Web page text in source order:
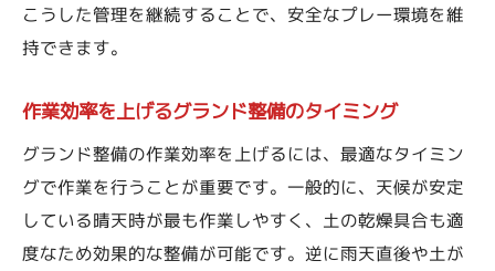
こうした管理を継続することで、安全なプレー環境を維
持できます。
作業効率を上げるグランド整備のタイミング
グランド整備の作業効率を上げるには、最適なタイミン
グで作業を行うことが重要です。一般的に、天候が安定
している晴天時が最も作業しやすく、土の乾燥具合も適
度なため効果的な整備が可能です。逆に雨天直後や土が